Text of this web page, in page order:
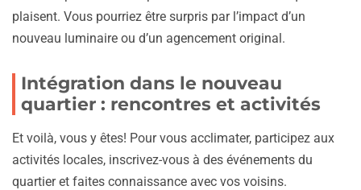
plaisent. Vous pourriez être surpris par l’impact d’un
nouveau luminaire ou d’un agencement original.
Intégration dans le nouveau
quartier : rencontres et activités
Et voilà, vous y êtes! Pour vous acclimater, participez aux
activités locales, inscrivez-vous à des événements du
quartier et faites connaissance avec vos voisins.